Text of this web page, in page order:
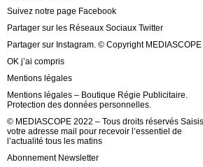
Suivez notre page Facebook
Partager sur les Réseaux Sociaux Twitter
Partager sur Instagram. © Copyright MEDIASCOPE
OK j’ai compris
Mentions légales
Mentions légales – Boutique Régie Publicitaire.
Protection des données personnelles.
© MEDIASCOPE 2022 – Tous droits réservés
votre adresse mail pour recevoir l’essentiel de
l’actualité tous les matins
Abonnement Newsletter